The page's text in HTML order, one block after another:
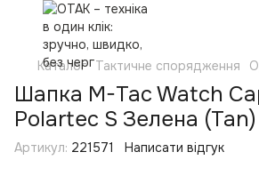
Каталог Тактичне спорядження
Шапка M-Tac Watch
Polartec S Зелена (Tan)
Артикул: 221571 Написати відгук